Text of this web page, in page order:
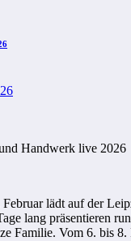
Handwerk live 2026
lädt auf der
lang präsentieren
Familie. Vom 6. bis